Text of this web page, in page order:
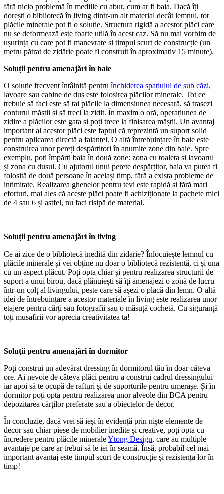
fără nicio problemă în mediile cu abur, cum ar fi baia. Dacă îți
dorești o bibliotecă în living dintr-un alt material decât lemnul, tot
plăcile minerale pot fi o soluție. Structura rigidă a acestor plăci care
nu se deformează este foarte utilă în acest caz. Să nu mai vorbim de
ușurința cu care pot fi manevrate și timpul scurt de construcție (un
metru pătrat de zidărie poate fi construit în aproximativ 15 minute).
Soluții pentru amenajări în baie
O soluție frecvent întâlnită pentruînchiderea spațiului de sub căzi,
lavoare sau cabine de duș este folosirea plăcilor minerale. Tot ce
trebuie să faci este să tai plăcile la dimensiunea necesară, să trasezi
conturul măștii și să treci la zidit. În maxim o oră, operațiunea de
zidire a plăcilor este gata și poți trece la finisarea măștii. Un avantaj
important al acestor plăci este faptul că reprezintă un suport solid
pentru aplicarea directă a faianței. O altă întrebuințare în baie este
construirea unor pereți despărțitori în anumite zone din baie. Spre
exemplu, poți împărți baia în două zone: zona cu toaleta și lavoarul
și zona cu dușul. Cu ajutorul unui perete despărțitor, baia va putea fi
folosită de două persoane în același timp, fără a exista probleme de
intimitate. Realizarea ghenelor pentru tevi este rapidă și fără mari
eforturi, mai ales că aceste plăci poate fi achiziționate la pachete mici
de 4 sau 6 și astfel, nu faci risipă de material.
Soluții pentru amenajări în living
Ce ai zice de o bibliotecă inedită din zidarie? Înlocuiește lemnul cu
plăcile minerale și vei obține nu doar o bibliotecă rezistentă, ci și una
cu un aspect plăcut. Poți opta chiar și pentru realizarea structurii de
suport a unui birou, dacă plănuiești să îți amenajezi o zonă de lucru
într-un colț al livingului, peste care să așezi o placă din lemn. O altă
idei de întrebuințare a acestor materiale în living este realizarea unor
etajere pentru cărți sau fotografii sau o măsuță cochetă. Cu siguranță
toți musafirii vor aprecia creativitatea ta!
Soluții pentru amenajări în dormitor
Poți construi un adevărat dressing în dormitorul tău în doar câteva
ore. Ai nevoie de câteva plăci pentru a construi cadrul dressingului
iar apoi să te ocupă de rafturi și de suporturile pentru umerașe. Și în
dormitor poți opta pentru realizarea unor alveole din BCA pentru
depozitarea cărților preferate sau a obiectelor de decor.
În concluzie, dacă vrei să ieși în evidență prin niște elemente de
decor sau chiar piese de mobilier inedite și creative, poți opta cu
încredere pentru plăcile mineraleYtong Design, care au multiple
avantaje pe care ar trebui să le iei în seamă. Însă, probabil cel mai
important avantaj este timpul scurt de construcție și rezistența lor în
timp!